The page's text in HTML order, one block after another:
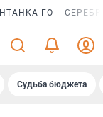
ГО
Судьба бюджета